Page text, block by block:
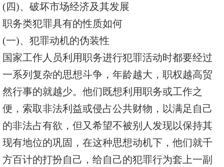
(四)、破坏市场经济及其发展
职务类犯罪具有的性质如何
(一)、犯罪动机的伪装性
国家工作人员利用职务进行犯罪活动时都要经过
一系列复杂的思想斗争，年龄越大，职权越高贸
然行事的就越少。他们既想利用职务或工作之
便，索取非法利益或侵占公共财物，以满足自己
的非法占有欲，但又希望不被别人发现以保持其
现有地位的巩固，在这种思想动机下，他们就千
方百计的打扮自己，给自己的犯罪行为套上一副